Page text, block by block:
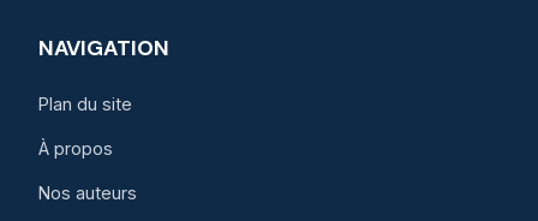
NAVIGATION
Plan du site
À propos
Nos auteurs